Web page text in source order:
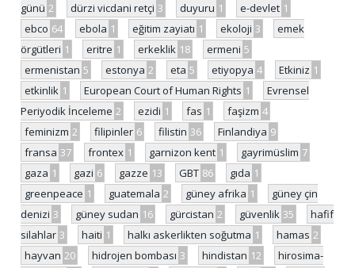
günü 2 dürzi vicdani retçi 3 duyuru 1 e-devlet 1
ebco 64 ebola 1 eğitim zayiatı 1 ekoloji 3
emek
örgütleri 1 eritre 1 erkeklik 18 ermeni 5
ermenistan 5 estonya 2 eta 5 etiyopya 4 Etkiniz 1
etkinlik 1 European Court of Human Rights 1
Evrensel
Periyodik İnceleme 2 ezidi 1 fas 1 faşizm 4
feminizm 2 filipinler 6 filistin 36 Finlandiya 9
fransa 37 frontex 1 garnizon kent 1 gayrimüslim 7
gaza 1 gazi 6 gazze 13 GBT 86 gıda 1
greenpeace 1 guatemala 2 güney afrika 1
güney çin
denizi 3 güney sudan 16 gürcistan 2 güvenlik 35
hafif
silahlar 3 haiti 1 halkı askerlikten soğutma 1 hamas 2
hayvan 20 hidrojen bombası 3 hindistan 12
hirosima-